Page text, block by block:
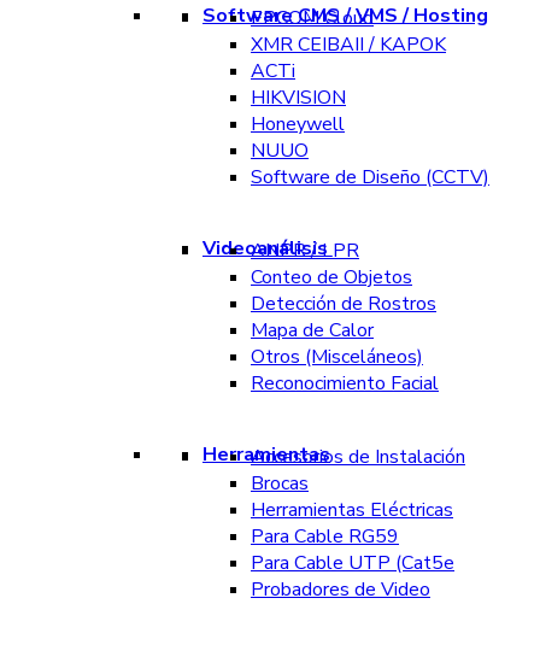
Software CMS / VMS / Hosting
EPCOM Cloud
XMR CEIBAII / KAPOK
ACTi
HIKVISION
Honeywell
NUUO
Software de Diseño (CCTV)
Videoanálisis
ANPR / LPR
Conteo de Objetos
Detección de Rostros
Mapa de Calor
Otros (Misceláneos)
Reconocimiento Facial
Herramientas
Accesorios de Instalación
Brocas
Herramientas Eléctricas
Para Cable RG59
Para Cable UTP (Cat5e
Probadores de Video